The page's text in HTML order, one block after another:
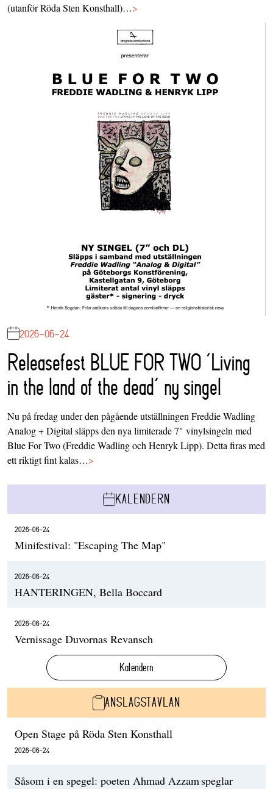
(utanför Röda Sten Konsthall)…>
2026-06-24
Releasefest BLUE FOR TWO ‘Living
in the land of the dead’ ny singel
Nu på fredag under den pågående utställningen Freddie Wadling
Analog + Digital släpps den nya limiterade 7" vinylsingeln med
Blue For Two (Freddie Wadling och Henryk Lipp). Detta firas med
ett riktigt fint kalas…>
KALENDERN
2026-06-24
Minifestival: "Escaping The Map"
2026-06-24
HANTERINGEN, Bella Boccard
2026-06-24
Vernissage Duvornas Revansch
Kalendern
ANSLAGSTAVLAN
Open Stage på Röda Sten Konsthall
2026-06-24
Såsom i en spegel: poeten Ahmad Azzam speglar